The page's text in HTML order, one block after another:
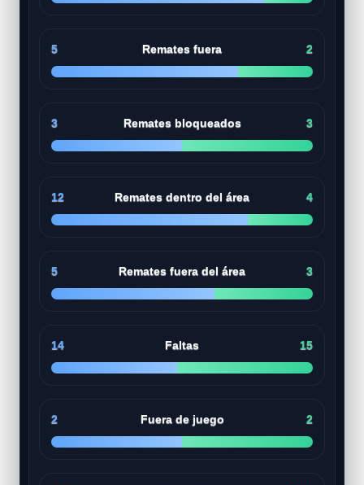
5 Remates fuera 2
3 Remates bloqueados 3
12 Remates dentro del área 4
5 Remates fuera del área 3
14 Faltas 15
2 Fuera de juego 2